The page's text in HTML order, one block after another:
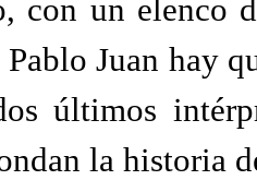
con un elenco
Juan hay
últimos
la historia